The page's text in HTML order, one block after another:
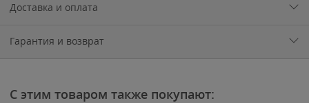
Доставка и оплата
Гарантия и возврат
С этим товаром также покупают: